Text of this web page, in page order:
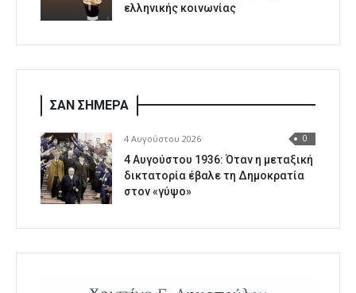
ελληνικής κοινωνίας
ΣΑΝ ΣΗΜΕΡΑ
4 Αυγούστου 2026 0
4 Αυγούστου 1936: Όταν η μεταξική
δικτατορία έβαλε τη Δημοκρατία
στον «γύψο»